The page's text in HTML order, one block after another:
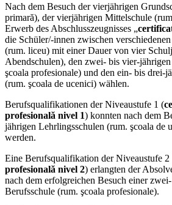
Nach dem Besuch der vierjährigen
primară), der vierjährigen Mittelschule
Erwerb des Abschlusszeugnisses „
die Schüler/-innen zwischen
(rum. liceu) mit einer Dauer von vier
Abendschulen), den zwei- bis vier-
şcoala profesionale) und den ein- bis drei-
(rum. şcoala de ucenici) wählen.
Berufsqualifikationen der Niveaustufe 1 (
profesională nivel 1) konnten nach dem
jährigen Lehrlingsschulen (rum. şcoala de
werden.
Eine Berufsqualifikation der Niveaustufe 2
profesională nivel 2) erlangten der
nach dem erfolgreichen Besuch einer
Berufsschule (rum. şcoala profesionale).